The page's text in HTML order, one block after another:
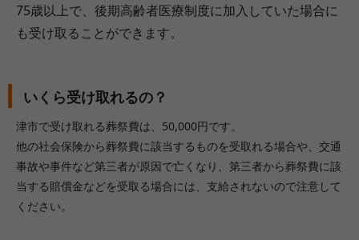
75歳以上で、後期高齢者医療制度に加入していた場合に
も受け取ることができます。
いくら受け取れるの？
津市で受け取れる葬祭費は、50,000円です。
他の社会保険から葬祭費に該当するものを受取れる場合や、交通
事故や事件など第三者が原因で亡くなり、第三者から葬祭費に該
当する賠償金などを受取る場合には、支給されないので注意して
ください。